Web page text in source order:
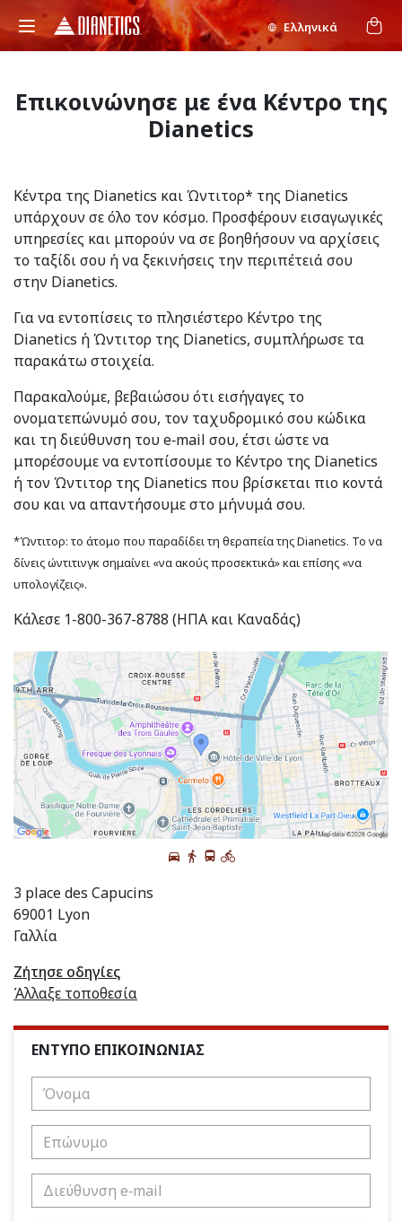
Ελληνικά
Επικοινώνησε με ένα Κέντρο της
Dianetics
Κέντρα της Dianetics και Ώντιτορ* της Dianetics
υπάρχουν σε όλο τον κόσμο. Προσφέρουν εισαγωγικές
υπηρεσίες και μπορούν να σε βοηθήσουν να αρχίσεις
το ταξίδι σου ή να ξεκινήσεις την περιπέτειά σου
στην Dianetics.
Για να εντοπίσεις το πλησιέστερο Κέντρο της
Dianetics ή Ώντιτορ της Dianetics, συμπλήρωσε τα
παρακάτω στοιχεία.
Παρακαλούμε, βεβαιώσου ότι εισήγαγες το
ονοματεπώνυμό σου, τον ταχυδρομικό σου κώδικα
και τη διεύθυνση του e‑mail σου, έτσι ώστε να
μπορέσουμε να εντοπίσουμε το Κέντρο της Dianetics
ή τον Ώντιτορ της Dianetics που βρίσκεται πιο κοντά
σου και να απαντήσουμε στο μήνυμά σου.
*Ώντιτορ: το άτομο που παραδίδει τη θεραπεία της Dianetics. Το να
δίνεις ώντιτινγκ σημαίνει «να ακούς προσεκτικά» και επίσης «να
υπολογίζεις».
Κάλεσε 1-800-367-8788 (ΗΠΑ και Καναδάς)
3 place des Capucins
69001 Lyon
Γαλλία
Ζήτησε οδηγίες
Άλλαξε τοποθεσία
ΕΝΤΥΠΟ ΕΠΙΚΟΙΝΩΝΙΑΣ